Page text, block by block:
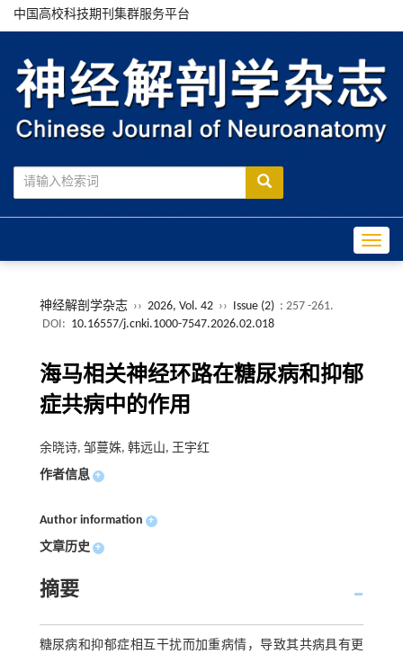
中国高校科技期刊集群服务平台
神经解剖学杂志 ›› 2026, Vol. 42 ›› Issue (2) : 257 -261.
DOI: 10.16557/j.cnki.1000-7547.2026.02.018
海马相关神经环路在糖尿病和抑郁
症共病中的作用
余晓诗, 邹蔓姝, 韩远山, 王宇红
作者信息 +
Author information +
文章历史 +
摘要
糖尿病和抑郁症相互干扰而加重病情，导致其共病具有更